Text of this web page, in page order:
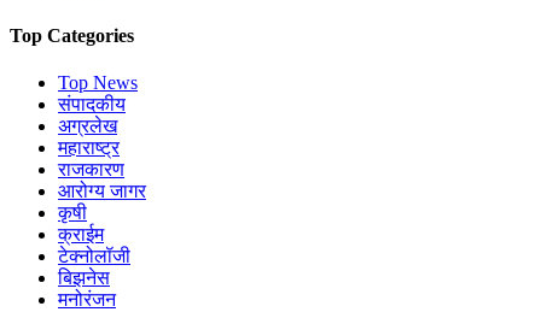
Top Categories
Top News
संपादकीय
अग्रलेख
महाराष्ट्र
राजकारण
आरोग्य जागर
कृषी
क्राईम
टेक्नोलॉजी
बिझनेस
मनोरंजन